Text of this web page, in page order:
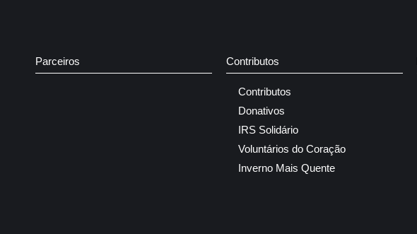
Parceiros Contributos
Contributos
Donativos
IRS Solidário
Voluntários do Coração
Inverno Mais Quente